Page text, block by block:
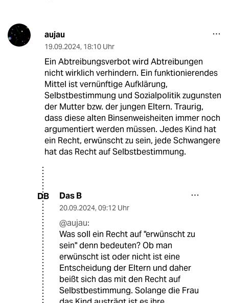
die Mittel heiligende Zweck eben.
Man könnte allerdings auch die anderen
einfach ignorieren. Kundgebungen sind eh nur
symbolisch, ob man sie verhindert oder nicht:
Die entscheidende politische Arbeit findet
nicht auf der Straße statt. Sondern etwas
weniger öffentlich in
Parlamenten,Ausschüssen, usw. Aber
symbolischer Aktionismus ist eben einfacher!
19.09.2024,
Ein Abtreibungsverbot wird Abtreibungen
nicht wirklich verhindern. Ein funktionierendes
Mittel ist vernünftige Aufklärung,
Selbstbestimmung und Sozialpolitik zugunsten
der Mutter bzw. der jungen Eltern. Traurig,
dass diese alten Binsenweisheiten immer noch
argumentiert werden müssen. Jedes Kind hat
ein Recht, erwünscht zu sein, jede Schwangere
hat das Recht auf Selbstbestimmung.